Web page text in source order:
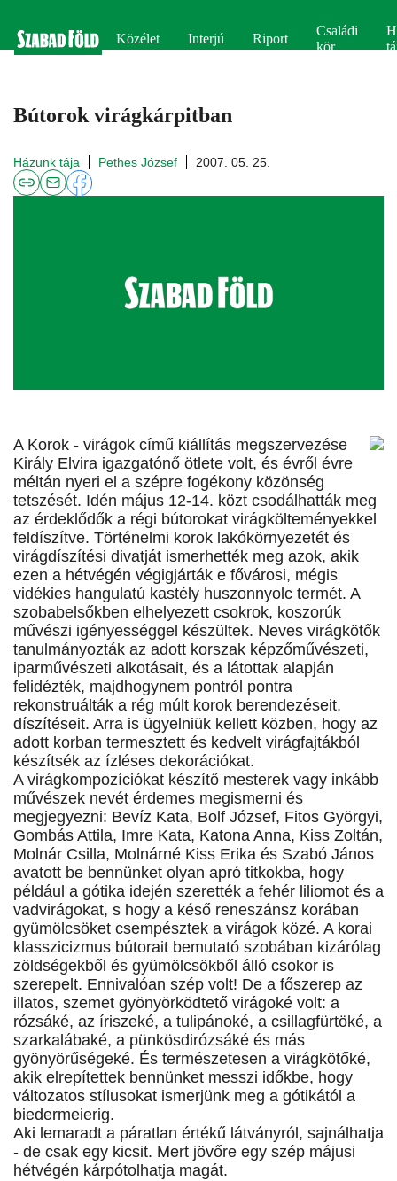
Közélet Interjú Riport
Családi
kör
Bútorok virágkárpitban
Házunk tája Pethes József 2007. 05. 25.
A Korok - virágok című kiállítás megszervezése
Király Elvira igazgatónő ötlete volt, és évről évre
méltán nyeri el a szépre fogékony közönség
tetszését. Idén május 12-14. közt csodálhatták meg
az érdeklődők a régi bútorokat virágkölteményekkel
feldíszítve. Történelmi korok lakókörnyezetét és
virágdíszítési divatját ismerhették meg azok, akik
ezen a hétvégén végigjárták e fővárosi, mégis
vidékies hangulatú kastély huszonnyolc termét. A
szobabelsőkben elhelyezett csokrok, koszorúk
művészi igényességgel készültek. Neves virágkötők
tanulmányozták az adott korszak képzőművészeti,
iparművészeti alkotásait, és a látottak alapján
felidézték, majdhogynem pontról pontra
rekonstruálták a rég múlt korok berendezéseit,
díszítéseit. Arra is ügyelniük kellett közben, hogy az
adott korban termesztett és kedvelt virágfajtákból
készítsék az ízléses dekorációkat.
A virágkompozíciókat készítő mesterek vagy inkább
művészek nevét érdemes megismerni és
megjegyezni: Bevíz Kata, Bolf József, Fitos Györgyi,
Gombás Attila, Imre Kata, Katona Anna, Kiss Zoltán,
Molnár Csilla, Molnárné Kiss Erika és Szabó János
avatott be bennünket olyan apró titkokba, hogy
például a gótika idején szerették a fehér liliomot és a
vadvirágokat, s hogy a késő reneszánsz korában
gyümölcsöket csempésztek a virágok közé. A korai
klasszicizmus bútorait bemutató szobában kizárólag
zöldségekből és gyümölcsökből álló csokor is
szerepelt. Ennivalóan szép volt! De a főszerep az
illatos, szemet gyönyörködtető virágoké volt: a
rózsáké, az íriszeké, a tulipánoké, a csillagfürtöké, a
szarkalábaké, a pünkösdirózsáké és más
gyönyörűségeké. És természetesen a virágkötőké,
akik elrepítettek bennünket messzi időkbe, hogy
változatos stílusokat ismerjünk meg a gótikától a
biedermeierig.
Aki lemaradt a páratlan értékű látványról, sajnálhatja
- de csak egy kicsit. Mert jövőre egy szép májusi
hétvégén kárpótolhatja magát.